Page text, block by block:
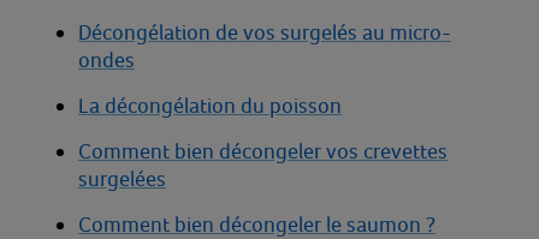
Décongélation de vos surgelés au micro-
ondes
La décongélation du poisson
Comment bien décongeler vos crevettes
surgelées
Comment bien décongeler le saumon ?